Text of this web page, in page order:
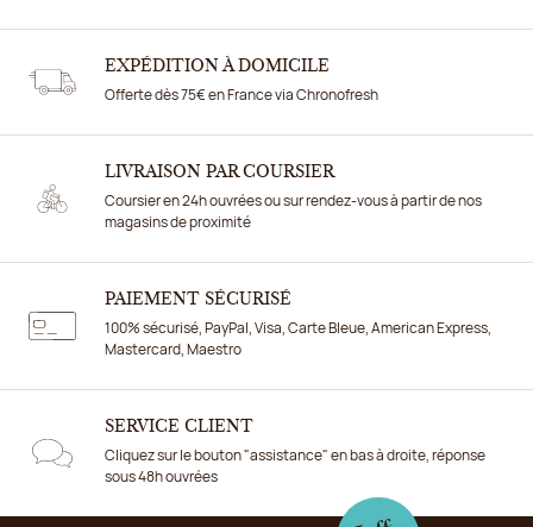
EXPÉDITION À DOMICILE
Offerte dès 75€ en France via Chronofresh
LIVRAISON PAR COURSIER
Coursier en 24h ouvrées ou sur rendez-vous à partir de nos
magasins de proximité
PAIEMENT SÉCURISÉ
100% sécurisé, PayPal, Visa, Carte Bleue, American Express,
Mastercard, Maestro
SERVICE CLIENT
Cliquez sur le bouton "assistance" en bas à droite, réponse
sous 48h ouvrées